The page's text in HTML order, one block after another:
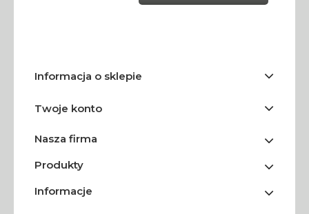
Informacja o sklepie
Twoje konto
Nasza firma
Produkty
Informacje